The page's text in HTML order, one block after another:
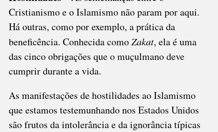
Cristianismo e o Islamismo não param por aqui.
Há outras, como por exemplo, a prática da
beneficência. Conhecida comoZakat, ela é uma
das cinco obrigações que o muçulmano deve
cumprir durante a vida.
As manifestações de hostilidades ao Islamismo
que estamos testemunhando nos Estados Unidos
são frutos da intolerância e da ignorância típicas